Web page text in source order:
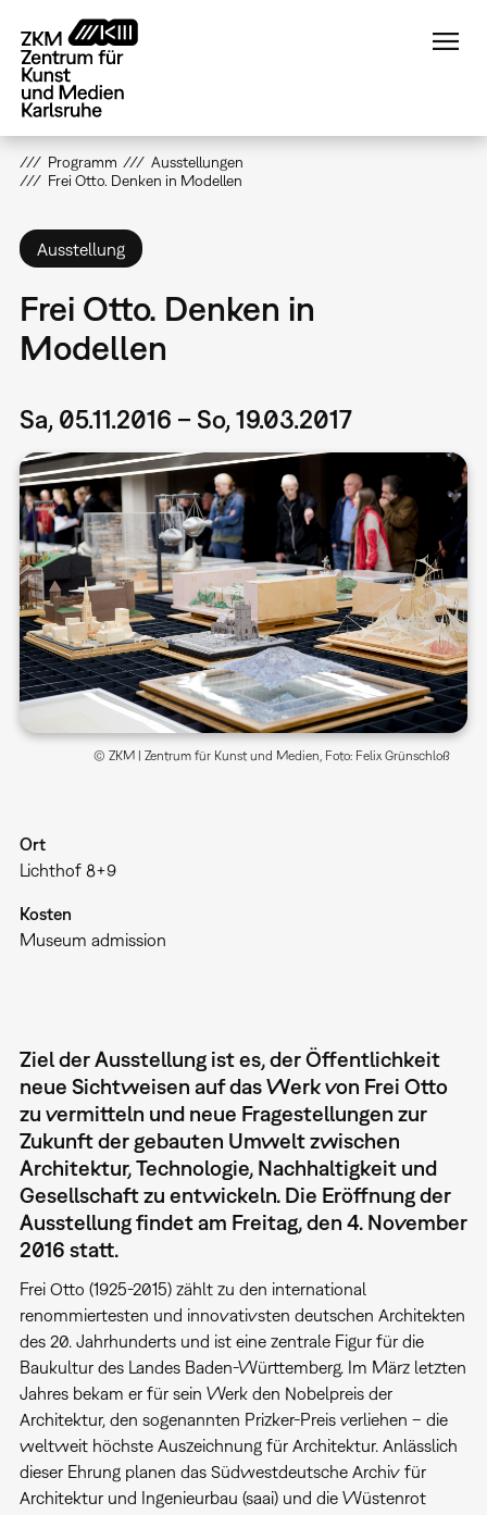
zum
Inhalt
Programm
Ausstellungen
Frei Otto. Denken in Modellen
Ausstellung
Frei Otto. Denken in
Modellen
Sa, 05.11.2016 – So, 19.03.2017
© ZKM | Zentrum für Kunst und Medien, Foto: Felix Grünschloß
Ort
Lichthof 8+9
Kosten
Museum admission
Ziel der Ausstellung ist es, der Öffentlichkeit
neue Sichtweisen auf das Werk von Frei Otto
zu vermitteln und neue Fragestellungen zur
Zukunft der gebauten Umwelt zwischen
Architektur, Technologie, Nachhaltigkeit und
Gesellschaft zu entwickeln. Die Eröffnung der
Ausstellung findet am Freitag, den 4. November
2016 statt.
Frei Otto (1925-2015) zählt zu den international
renommiertesten und innovativsten deutschen Architekten
des 20. Jahrhunderts und ist eine zentrale Figur für die
Baukultur des Landes Baden-Württemberg. Im März letzten
Jahres bekam er für sein Werk den Nobelpreis der
Architektur, den sogenannten Prizker-Preis verliehen – die
weltweit höchste Auszeichnung für Architektur. Anlässlich
dieser Ehrung planen das Südwestdeutsche Archiv für
Architektur und Ingenieurbau (saai) und die Wüstenrot